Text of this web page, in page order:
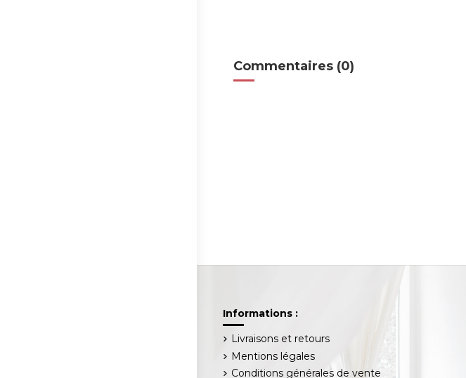
Commentaires (0)
Informations :
Livraisons et retours
Mentions légales
Conditions générales de vente